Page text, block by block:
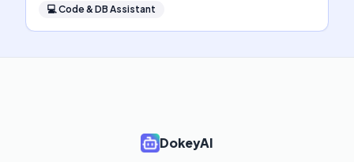
💻Code & DB Assistant
DokeyAI